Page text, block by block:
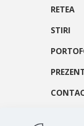
RETEA
STIRI